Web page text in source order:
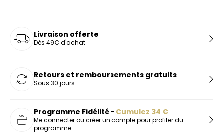
Livraison offerte
Dès 49€ d'achat
Retours et remboursements gratuits
Sous 30 jours
Programme Fidélité - Cumulez 34 €
Me connecter ou créer un compte pour profiter du
programme